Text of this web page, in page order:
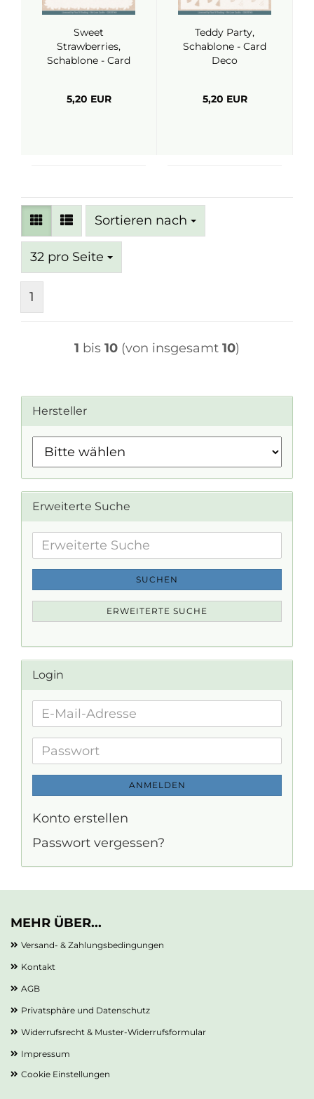
Sweet
Strawberries,
Schablone - Card
5,20 EUR
Teddy Party,
Schablone - Card
Deco
5,20 EUR
Sortieren nach
Sortieren nach
32 pro Seite
pro Seite
1
1 bis 10 (von insgesamt 10)
Hersteller
Erweiterte Suche
Erweiterte
Suche
SUCHEN
ERWEITERTE SUCHE
Login
E-
Adresse
Passwort
ANMELDEN
Konto erstellen
Passwort vergessen?
MEHR ÜBER...
Versand- & Zahlungsbedingungen
Kontakt
AGB
Privatsphäre und Datenschutz
Widerrufsrecht & Muster-Widerrufsformular
Impressum
Cookie Einstellungen